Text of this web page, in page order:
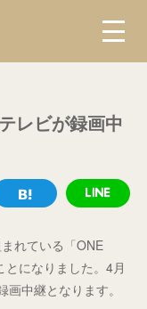
レビが録画中
れている「ONE
になりました。4月
中継となります。